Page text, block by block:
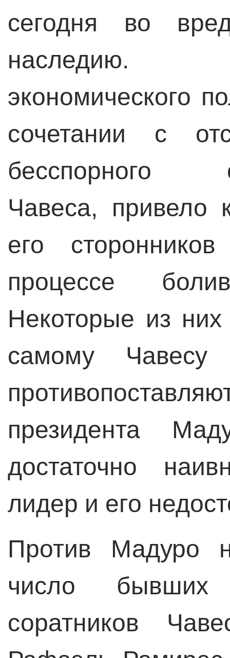
сегодня во
наследию.
экономического
сочетании с
бесспорного
Чавеса, привело
его
процессе
Некоторые из
самому
президента
достаточно
лидер и его
Против Мадуро
число бывших
соратников